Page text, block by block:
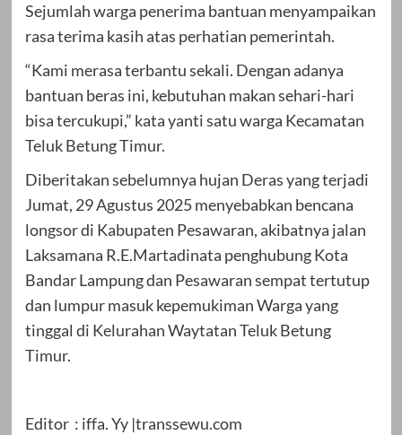
Sejumlah warga penerima bantuan menyampaikan
rasa terima kasih atas perhatian pemerintah.
“Kami merasa terbantu sekali. Dengan adanya
bantuan beras ini, kebutuhan makan sehari-hari
bisa tercukupi,” kata yanti satu warga Kecamatan
Teluk Betung Timur.
Diberitakan sebelumnya hujan Deras yang terjadi
Jumat, 29 Agustus 2025 menyebabkan bencana
longsor di Kabupaten Pesawaran, akibatnya jalan
Laksamana R.E.Martadinata penghubung Kota
Bandar Lampung dan Pesawaran sempat tertutup
dan lumpur masuk kepemukiman Warga yang
tinggal di Kelurahan Waytatan Teluk Betung
Timur.
Editor : iffa. Yy |transsewu.com